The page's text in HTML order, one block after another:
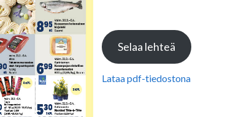
Selaa lehteä
Lataa pdf-tiedostona